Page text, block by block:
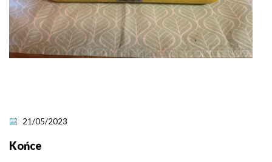
21/05/2023
Końce